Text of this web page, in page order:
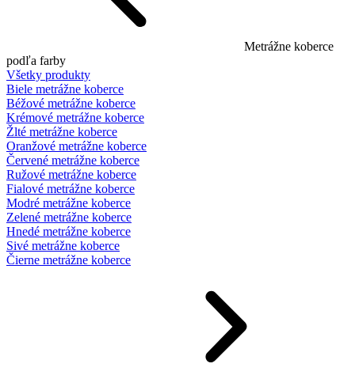
Metrážne koberce
podľa farby
Všetky produkty
Biele metrážne koberce
Béžové metrážne koberce
Krémové metrážne koberce
Žlté metrážne koberce
Oranžové metrážne koberce
Červené metrážne koberce
Ružové metrážne koberce
Fialové metrážne koberce
Modré metrážne koberce
Zelené metrážne koberce
Hnedé metrážne koberce
Sivé metrážne koberce
Čierne metrážne koberce